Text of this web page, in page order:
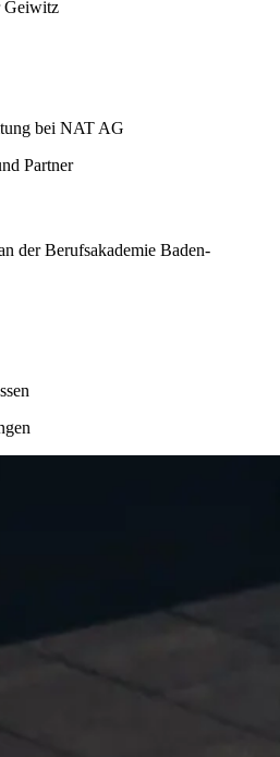
Geiwitz
bei NAT AG
Partner
der Berufsakademie Baden-